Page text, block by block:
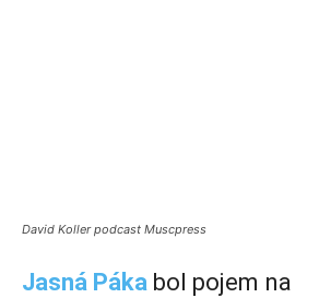
David Koller podcast Muscpress
Jasná Páka bol pojem na